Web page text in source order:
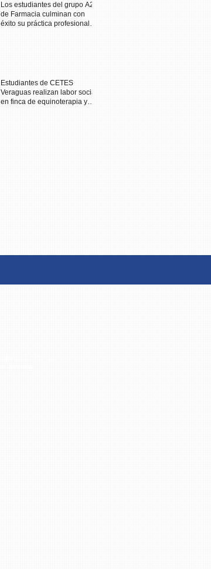
Los estudiantes del grupo A23
de Farmacia culminan con
éxito su práctica profesional
Estudiantes de CETES
Veraguas realizan labor social
en finca de equinoterapia y